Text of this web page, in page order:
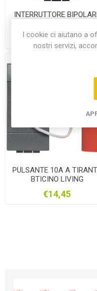
INTERRUTTORE
€14,10
PULSANTE 10A A
BTICINO LIVING
€14,45
I cookie ci aiutano a
nostri servizi,